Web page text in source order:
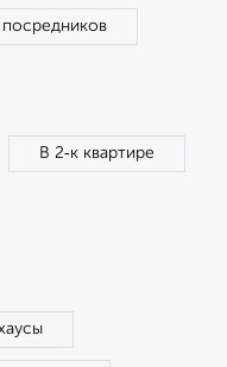
посредников
В 2‑к квартире